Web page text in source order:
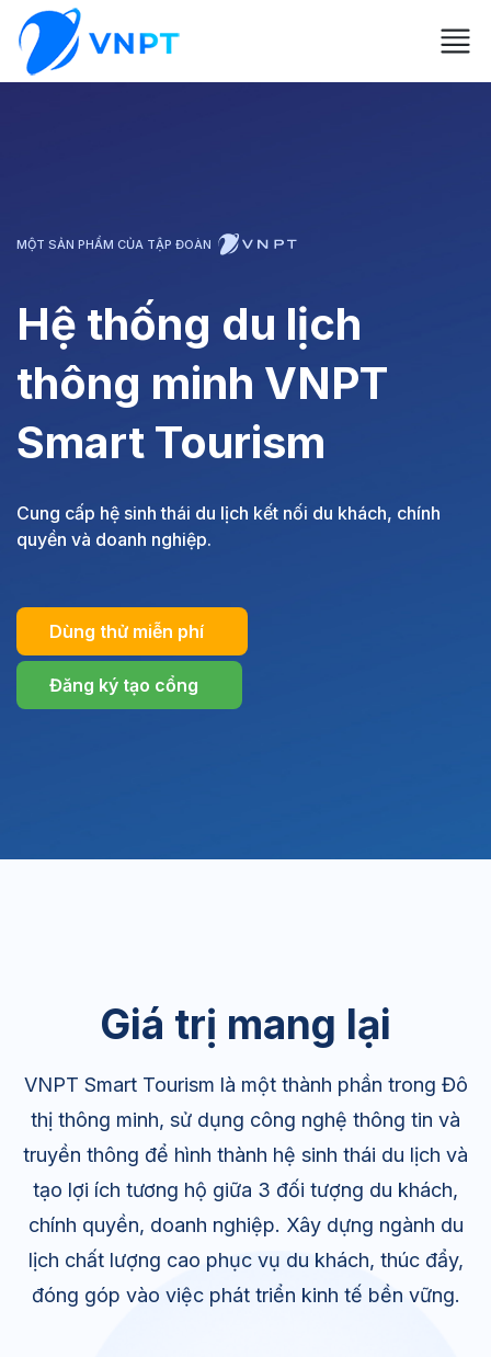
MỘT SẢN PHẨM CỦA TẬP ĐOÀN
Hệ thống du lịch
thông minh VNPT
Smart Tourism
Cung cấp hệ sinh thái du lịch kết nối du khách, chính
quyền và doanh nghiệp.
Dùng thử miễn phí
Đăng ký tạo cổng
Giá trị mang lại
VNPT Smart Tourism là một thành phần trong Đô
thị thông minh, sử dụng công nghệ thông tin và
truyền thông để hình thành hệ sinh thái du lịch và
tạo lợi ích tương hộ giữa 3 đối tượng du khách,
chính quyền, doanh nghiệp. Xây dựng ngành du
lịch chất lượng cao phục vụ du khách, thúc đẩy,
đóng góp vào việc phát triển kinh tế bền vững.